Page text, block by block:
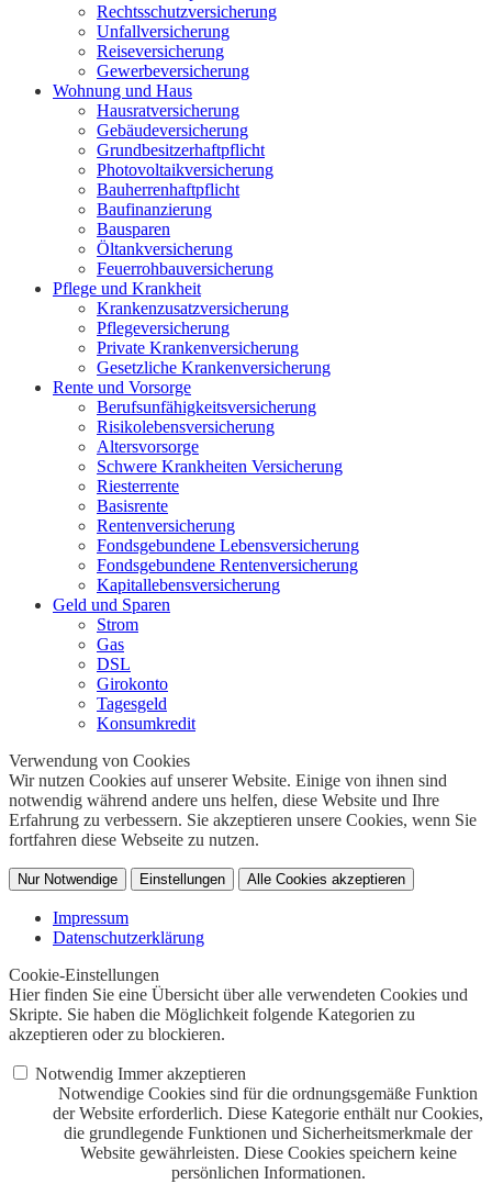
Rechtsschutzversicherung
Unfallversicherung
Reiseversicherung
Gewerbeversicherung
Wohnung und Haus
Hausratversicherung
Gebäudeversicherung
Grundbesitzerhaftpflicht
Photovoltaikversicherung
Bauherrenhaftpflicht
Baufinanzierung
Bausparen
Öltankversicherung
Feuerrohbauversicherung
Pflege und Krankheit
Krankenzusatzversicherung
Pflegeversicherung
Private Krankenversicherung
Gesetzliche Krankenversicherung
Rente und Vorsorge
Berufs­unfähigkeitsversicherung
Risikolebensversicherung
Altersvorsorge
Schwere Krankheiten Versicherung
Riesterrente
Basisrente
Rentenversicherung
Fondsgebundene Lebensversicherung
Fondsgebundene Rentenversicherung
Kapitallebensversicherung
Geld und Sparen
Strom
Gas
DSL
Girokonto
Tagesgeld
Konsumkredit
Verwendung von Cookies
Wir nutzen Cookies auf unserer Website. Einige von ihnen sind
notwendig während andere uns helfen, diese Website und Ihre
Erfahrung zu verbessern. Sie akzeptieren unsere Cookies, wenn Sie
fortfahren diese Webseite zu nutzen.
Nur Notwendige Einstellungen Alle Cookies akzeptieren
Impressum
Datenschutzerklärung
Cookie-Einstellungen
Hier finden Sie eine Übersicht über alle verwendeten Cookies und
Skripte. Sie haben die Möglichkeit folgende Kategorien zu
akzeptieren oder zu blockieren.
Notwendig Immer akzeptieren
Notwendige Cookies sind für die ordnungsgemäße Funktion
der Website erforderlich. Diese Kategorie enthält nur Cookies,
die grundlegende Funktionen und Sicherheitsmerkmale der
Website gewährleisten. Diese Cookies speichern keine
persönlichen Informationen.